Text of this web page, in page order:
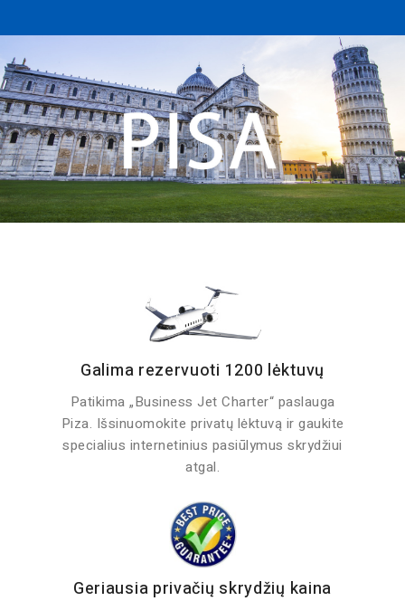
Galima rezervuoti 1200 lėktuvų
Patikima „Business Jet Charter“ paslauga
Piza. Išsinuomokite privatų lėktuvą ir gaukite
specialius internetinius pasiūlymus skrydžiui
atgal.
Geriausia privačių skrydžių kaina